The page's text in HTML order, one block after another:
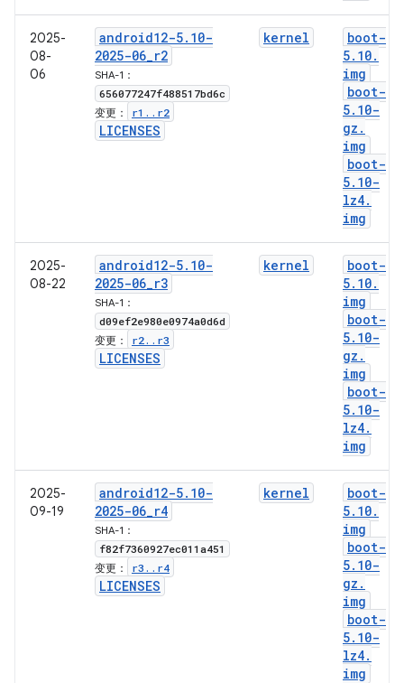
2025-
08-
06
android12-5. 10-
2025-06_r2
SHA-1：
656077247f488517bd6c
变更： r1 . . r2
LICENSES
kernel
boot-
5. 10.
img
boot-
5. 10-
gz .
img
boot-
5. 10-
lz4.
img
2025-
08-22
android12-5. 10-
2025-06_r3
SHA-1：
d09ef2e980e0974a0d6d
变更： r2. . r3
LICENSES
kernel
boot-
5. 10.
img
boot-
5. 10-
gz .
img
boot-
5. 10-
lz4.
img
2025-
09-19
android12-5. 10-
2025-06_r4
SHA-1：
f82f7360927ec011a451
变更： r3 . . r4
LICENSES
kernel
boot-
5. 10.
img
boot-
5. 10-
gz .
img
boot-
5. 10-
lz4.
img